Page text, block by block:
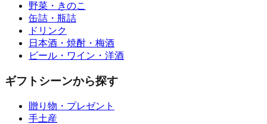
野菜・きのこ
缶詰・瓶詰
ドリンク
日本酒・焼酎・梅酒
ビール・ワイン・洋酒
ギフトシーンから探す
贈り物・プレゼント
手土産